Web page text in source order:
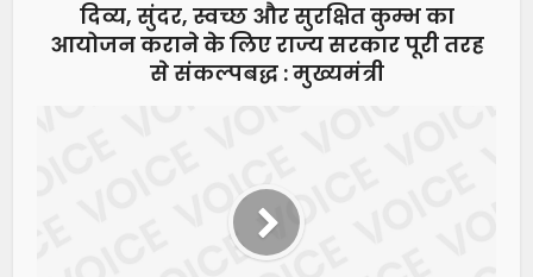
दिव्य, सुंदर, स्वच्छ और सुरक्षित कुम्भ का
आयोजन कराने के लिए राज्य सरकार पूरी तरह
से संकल्पबद्ध : मुख्यमंत्री